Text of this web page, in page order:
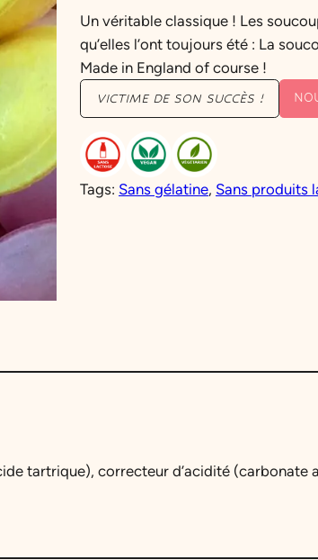
Un véritable classique ! Les
qu’elles l’ont toujours été : La
Made in England of course !
VICTIME DE SON SUCCÈS !
Tags: Sans gélatine, Sans produits
tartrique), correcteur d’acidité (carbonate